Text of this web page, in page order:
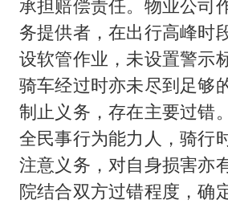
承担赔偿责任。物业公司
务提供者，在出行高峰时
设软管作业，未设置警示
骑车经过时亦未尽到足够
制止义务，存在主要过错
全民事行为能力人，骑行
注意义务，对自身损害亦
院结合双方过错程度，确